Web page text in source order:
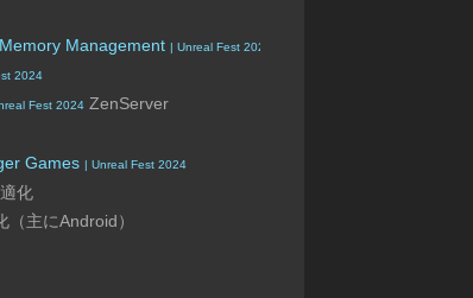
Management | Unreal Fest 2024
2024
Fest 2024ZenServer
Games | Unreal Fest 2024
化
主にAndroid）